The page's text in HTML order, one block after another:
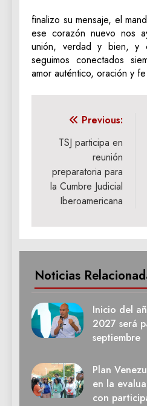
finalizo su mensaje, el
ese corazón nuevo nos
unión, verdad y bien, y
seguimos conectados
amor auténtico, oración y
Navegación
de
entradas
Previous:
TSJ participa en
reunión
preparatoria para
la Cumbre Judicial
Iberoamericana
Noticias
Inicio del
2027 será
septiembre
Plan
en la
con